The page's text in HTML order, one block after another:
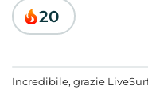
20
Incredibile, grazie